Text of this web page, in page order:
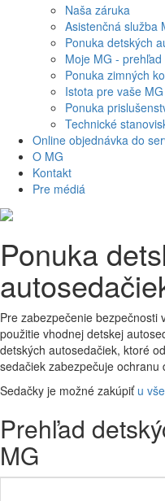
Naša záruka
Asistenčná služba
Ponuka detských
Moje MG -
Ponuka zimných
Istota pre vaše MG
Ponuka
Technické
Online objednávka do
O MG
Kontakt
Pre médiá
Ponuka
Pre zabezpečenie bezpečnosti
použitie vhodnej detskej
detských autosedačiek, ktoré
sedačiek zabezpečuje ochranu
Sedačky je možné zakúpiť u
Prehľad
MG